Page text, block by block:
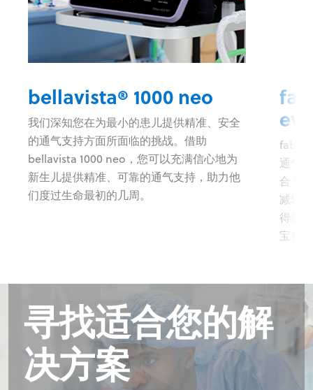
bellavista® 1000 neo
我们深知您在为最小的患儿提供精准、安全
的通气支持方面所面临的挑战。借助
bellavista 1000 neo，您可以充满信心地为
新生儿提供精准、可靠的通气支持，助力他
们度过生命最初的几周。
通气
合
减轻
得益
宝贵
寻找适合您的解
决方案
寻找适合您的解
决方案
寻找适合您的解
决方案
寻找适合您的解
决方案